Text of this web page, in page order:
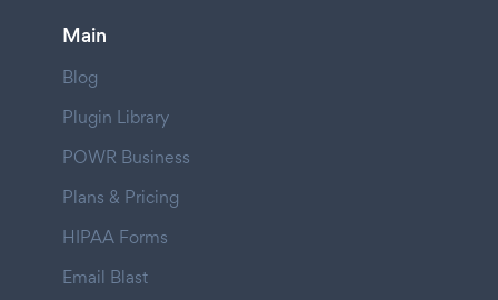
Main
Blog
Plugin Library
POWR Business
Plans & Pricing
HIPAA Forms
Email Blast